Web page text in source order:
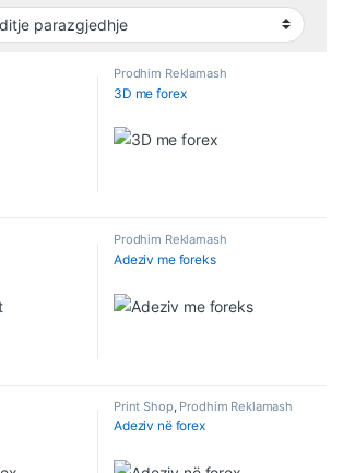
Prodhim Reklamash
3D me forex
Prodhim Reklamash
Adeziv me foreks
Print Shop Prodhim Reklamash
Adeziv në forex